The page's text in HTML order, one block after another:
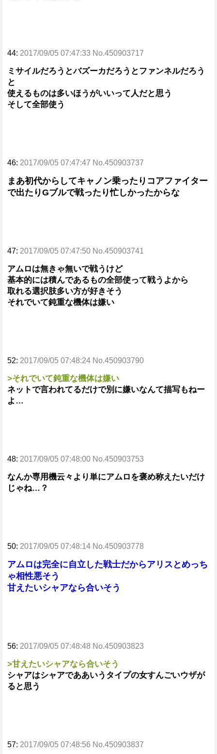
44: 2017/09/05 07:47:33 No.450903717
ミサイルだろうとバズーカだろうとファンネルだろう
と
使えるものは多いほうがいいって人だと思う
そして全部使う
46: 2017/09/05 07:47:47 No.450903737
まあ初代からしてキャノン乗ったりコアファイター
で出たりGブルで戦ったり忙しかったからな
47: 2017/09/05 07:47:50 No.450903741
アムロは無きゃ無いで戦うけど
基本的には積んであるもの全部使って戦うよから
取れる選択肢多い方が好きそう
それでいて鈍重な機体は嫌い
52: 2017/09/05 07:48:24 No.450903790
>それでいて鈍重な機体は嫌い
ネットで言われてるだけで別に嫌いなんて描写もねー
よ…
48: 2017/09/05 07:48:00 No.450903753
なんか専用機云々より単にアムロを褒め称えたいだけ
じゃね…？
50: 2017/09/05 07:48:14 No.450903778
アムロは完全に自立した戦士だからアリスとめっち
ゃ相性悪そう
甘えたいシャアなら合いそう
56: 2017/09/05 07:48:48 No.450903823
>甘えたいシャアなら合いそう
シャアはシャアでああいうタイプの女すんごいウザが
ると思う
57: 2017/09/05 07:48:56 No.450903837